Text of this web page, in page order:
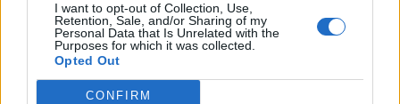
I want to opt-out of Collection, Use,
Retention, Sale, and/or Sharing of my
Personal Data that Is Unrelated with the
Purposes for which it was collected.
Opted Out
CONFIRM
ΡΟΗ ΕΙΔΗΣΕΩΝ
Μικρές διακυμάνσεις στο πετρέλαιο, με φόντο τη
γεωπολιτική αβεβαιότητα για το Ορμούζ